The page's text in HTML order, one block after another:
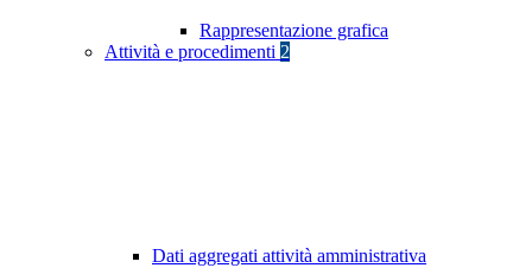
Rappresentazione grafica
Attività e procedimenti 2
Dati aggregati attività amministrativa